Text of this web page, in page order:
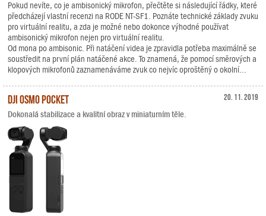
Pokud nevíte, co je ambisonický mikrofon, přečtěte si následující řádky, které
předcházejí vlastní recenzi na RODE NT-SF1. Poznáte technické základy zvuku
pro virtuální realitu, a zda je možné nebo dokonce výhodné používat
ambisonický mikrofon nejen pro virtuální realitu.
Od mona po ambisonic. Při natáčení videa je zpravidla potřeba maximálně se
soustředit na první plán natáčené akce. To znamená, že pomocí směrových a
klopových mikrofonů zaznamenáváme zvuk co nejvíc oproštěný o okolní...
20. 11. 2019
DJI Osmo Pocket
Dokonalá stabilizace a kvalitní obraz v miniaturním těle.